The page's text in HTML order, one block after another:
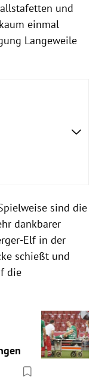
und
einmal
Langeweile
sind die
dankbarer
Elf in der
schießt und
die